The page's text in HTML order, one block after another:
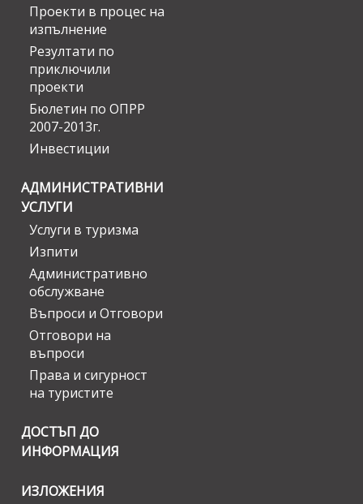
Проекти в процес на
изпълнение
Резултати по
приключили
проекти
Бюлетин по ОПРР
2007-2013г.
Инвестиции
АДМИНИСТРАТИВНИ
УСЛУГИ
Услуги в туризма
Изпити
Административно
обслужване
Въпроси и Отговори
Отговори на
въпроси
Права и сигурност
на туристите
ДОСТЪП ДО
ИНФОРМАЦИЯ
ИЗЛОЖЕНИЯ